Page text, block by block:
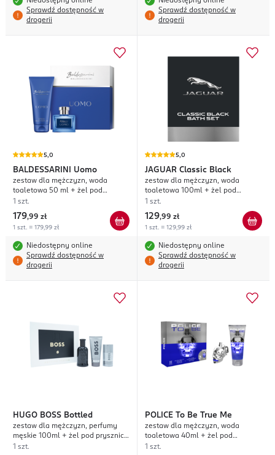
Sprawdź dostępność w
drogerii
Sprawdź dostępność w
drogerii
5,0
BALDESSARINI Uomo
zestaw dla mężczyzn, woda
toaletowa 50 ml + żel pod
prysznic 200 ml
1 szt.
179,99 zł
1 szt. = 179,99 zł
Niedostępny online
Sprawdź dostępność w
drogerii
5,0
JAGUAR Classic Black
zestaw dla mężczyzn, woda
toaletowa 100ml + żel pod
prysznic 200ml
1 szt.
129,99 zł
1 szt. = 129,99 zł
Niedostępny online
Sprawdź dostępność w
drogerii
HUGO BOSS Bottled
zestaw dla mężczyzn, perfumy
męskie 100ml + żel pod prysznic
100ml + dezodorant w sztyfcie
1 szt.
POLICE To Be True Me
zestaw dla mężczyzn, woda
toaletowa 40ml + żel pod
prysznic 100ml
1 szt.